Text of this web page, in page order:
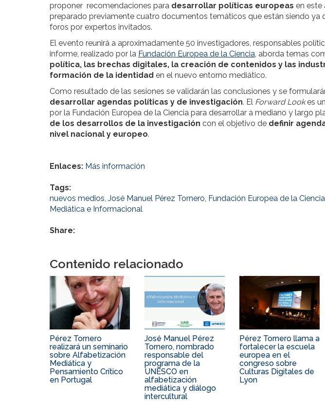
proponer recomendaciones para desarrollar políticas europeas en este
preparado previamente cuatro documentos temáticos que están siendo ya
foros por expertos invitados.
El evento reunirá a aproximadamente 50 investigadores, responsables
informe, realizado por la Fundación Europea de la Ciencia, aborda temas
política, las brechas digitales, la creación de contenidos y las
formación de la identidad en el nuevo entorno mediático.
Como resultado de las sesiones se validarán las conclusiones y se
desarrollar agendas políticas y de investigación. El Forward Lookes
por la Fundación Europea de la Ciencia para desarrollar a mediano y largo
de los desarrollos de la investigación con el objetivo de definir
nivel nacional y europeo.
Enlaces: Más información
Tags:
nuevos medios, José Manuel Pérez Tornero, Fundación Europea de la Ciencia
Mediática e Informacional
Share:
Contenido relacionado
Pérez Tornero
realizará un seminario
sobre Alfabetización
Mediática y
Pensamiento Crítico
en Portugal
José Manuel Pérez
Tornero, nombrado
responsable del
programa de la
UNESCO en
alfabetización
mediática y diálogo
intercultural
Pérez Tornero llama a
fortalecer la escuela
europea en el
congreso sobre
Culturas Digitales de
Lyon